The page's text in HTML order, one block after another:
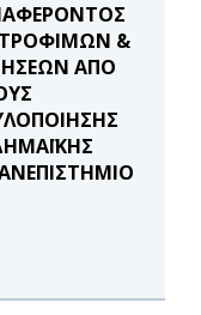
&
ΑΠΟ